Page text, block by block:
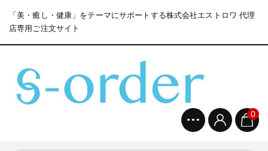
「美・癒し・健康」をテーマにサポートする株式会社エストロワ 代理
店専用ご注文サイト
0